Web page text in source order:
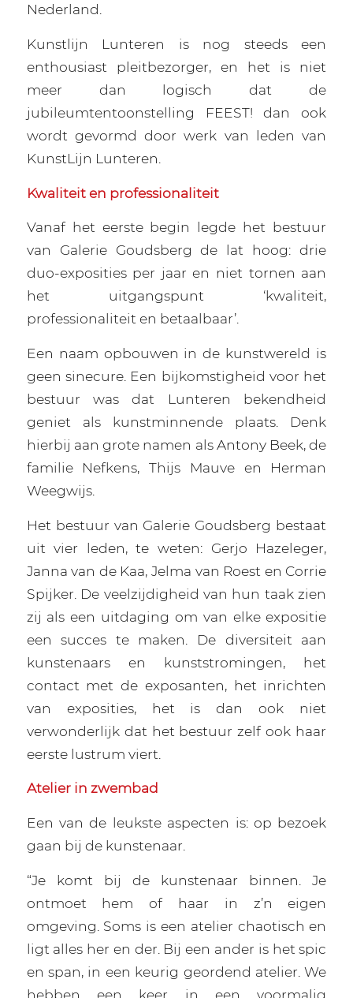
Nederland.
Kunstlijn Lunteren is nog steeds een
enthousiast pleitbezorger, en het is niet
meer dan logisch dat de
jubileumtentoonstelling
FEEST! dan ook
wordt gevormd door werk van leden van
KunstLijn Lunteren.
Kwaliteit en professionaliteit
Vanaf het eerste begin legde het bestuur
van Galerie Goudsberg de lat hoog: drie
duo-exposities per jaar en niet tornen aan
het uitgangspunt ‘kwaliteit,
professionaliteit en betaalbaar’.
Een naam opbouwen in de kunstwereld is
geen sinecure. Een bijkomstigheid voor het
bestuur was dat Lunteren bekendheid
geniet als kunstminnende plaats. Denk
hierbij aan grote namen als Antony Beek, de
familie Nefkens, Thijs Mauve en Herman
Weegwijs.
Het bestuur van Galerie Goudsberg bestaat
uit vier leden, te weten: Gerjo Hazeleger,
Janna van de Kaa, Jelma van Roest en Corrie
Spijker. De veelzijdigheid van hun taak zien
zij als een uitdaging om van elke expositie
een succes te maken. De diversiteit aan
kunstenaars en kunststromingen, het
contact met de exposanten, het inrichten
van exposities, het is dan ook niet
verwonderlijk dat het bestuur zelf ook haar
eerste lustrum viert.
Atelier in zwembad
Een van de leukste aspecten is: op bezoek
gaan bij de kunstenaar.
“Je komt bij de kunstenaar binnen. Je
ontmoet hem of haar in z’n eigen
omgeving. Soms is een atelier chaotisch en
ligt alles her en der. Bij een ander is het spic
en span, in een keurig geordend atelier. We
hebben een keer in een voormalig